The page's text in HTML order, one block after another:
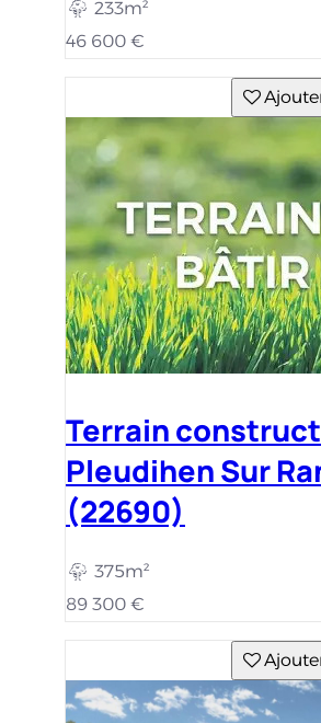
233m²
46 600 €
Terrain
Pleudihen Sur
(22690)
375m²
89 300 €